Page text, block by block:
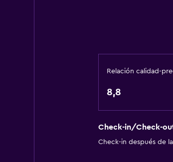
Cocineta
Aire libre
Terraza/patio
Relación calidad-
8,8
Check-in/Check-
Check-in después de